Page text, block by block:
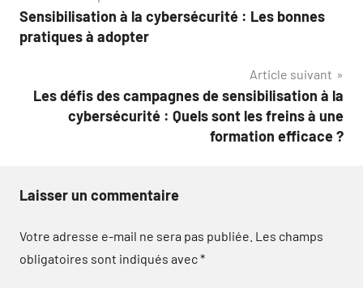
de
Sensibilisation à la cybersécurité : Les bonnes
pratiques à adopter
Article suivant
Les défis des campagnes de sensibilisation à la
cybersécurité : Quels sont les freins à une
formation efficace ?
Laisser un commentaire
Votre adresse e-mail ne sera pas publiée. Les champs
obligatoires sont indiqués avec*